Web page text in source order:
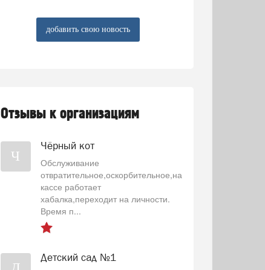
добавить свою новость
Отзывы к организациям
Ч
Чёрный кот
Обслуживание
отвратительное,оскорбительное,на
кассе работает
хабалка,переходит на личности.
Время п...
Детский сад №1